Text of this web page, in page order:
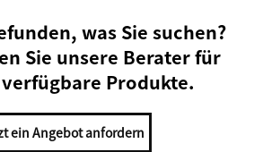
was Sie suchen?
Sie unsere Berater für
Produkte.
ein Angebot anfordern